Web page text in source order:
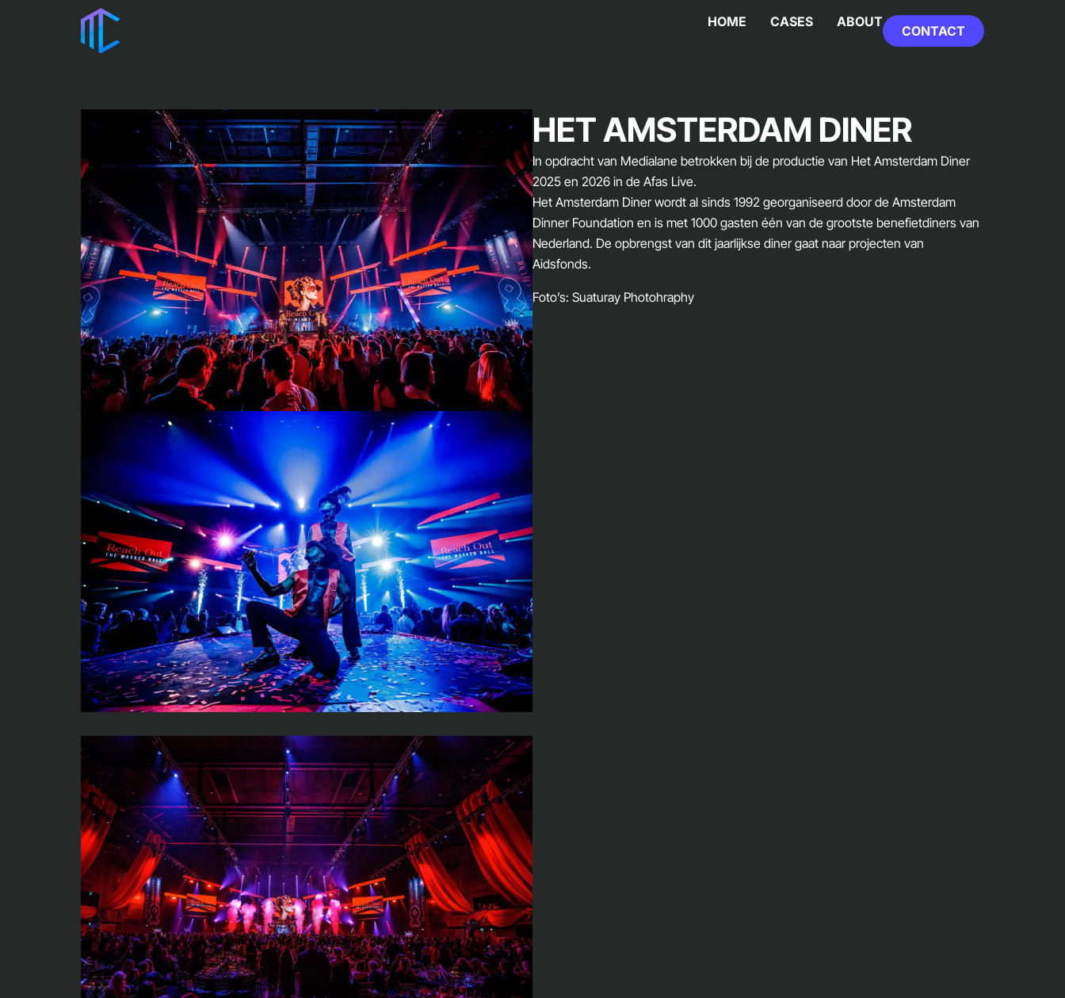
CONTACT
HOME CASES ABOUT
HET AMSTERDAM DINER
In opdracht van Medialane betrokken bij de productie van Het Amsterdam Diner
2025 en 2026 in de Afas Live.
Het Amsterdam Diner wordt al sinds 1992 georganiseerd door de Amsterdam
Dinner Foundation en is met 1000 gasten één van de grootste benefietdiners van
Nederland. De opbrengst van dit jaarlijkse diner gaat naar projecten van
Aidsfonds.
Foto’s: Suaturay Photohraphy